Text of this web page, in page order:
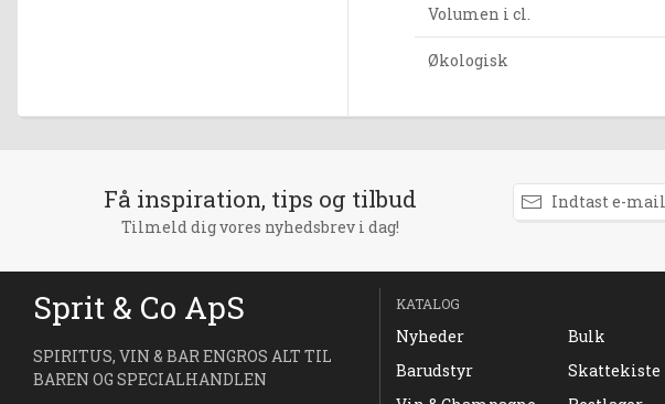
Volumen i cl.
Økologisk
Få inspiration, tips og tilbud
Tilmeld dig vores nyhedsbrev i dag!
Sprit & Co ApS
SPIRITUS, VIN & BAR ENGROS ALT TIL
BAREN OG SPECIALHANDLEN
KATALOG
Nyheder
Barudstyr
Bulk
Skattekiste